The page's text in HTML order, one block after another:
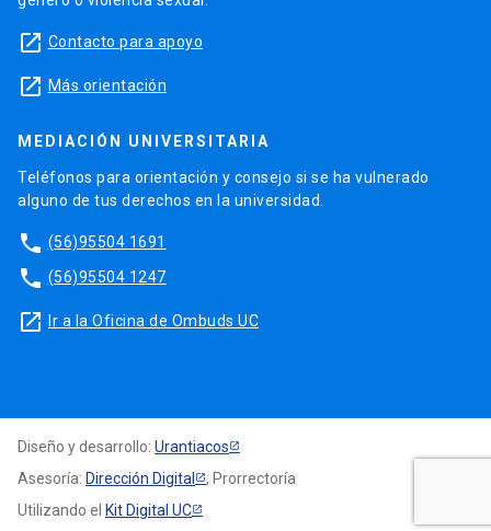
launch Contacto para apoyo
launch Más orientación
MEDIACIÓN UNIVERSITARIA
Teléfonos para orientación y consejo si se ha vulnerado
alguno de tus derechos en la universidad.
phone (56)95504 1691
phone (56)95504 1247
launch Ir a la Oficina de Ombuds UC
Diseño y desarrollo: Urantiacos
Asesoría: Dirección Digital
, Prorrectoría
Utilizando el Kit Digital UC